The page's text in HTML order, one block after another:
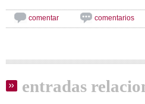
comentar comentarios
entradas